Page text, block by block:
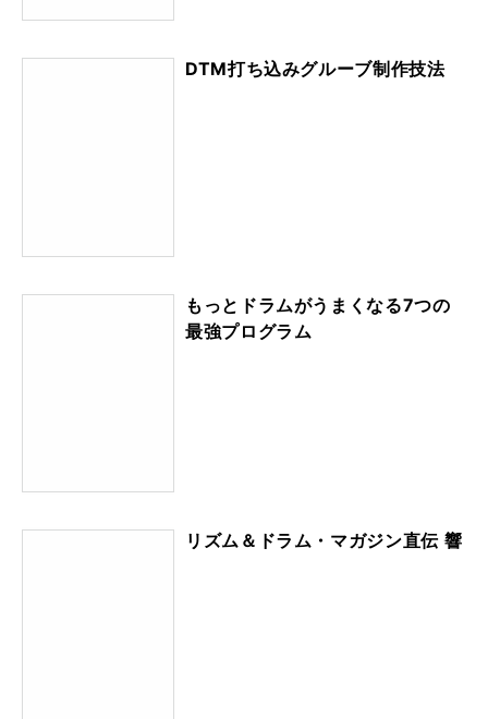
DTM打ち込みグルーブ制作技法
もっとドラムがうまくなる7つの
最強プログラム
リズム＆ドラム・マガジン直伝 響